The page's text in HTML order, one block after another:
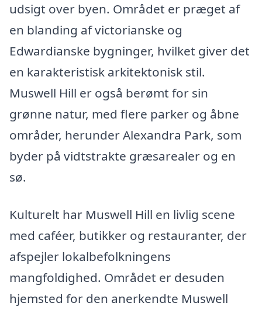
udsigt over byen. Området er præget af
en blanding af victorianske og
Edwardianske bygninger, hvilket giver det
en karakteristisk arkitektonisk stil.
Muswell Hill er også berømt for sin
grønne natur, med flere parker og åbne
områder, herunder Alexandra Park, som
byder på vidtstrakte græsarealer og en
sø.
Kulturelt har Muswell Hill en livlig scene
med caféer, butikker og restauranter, der
afspejler lokalbefolkningens
mangfoldighed. Området er desuden
hjemsted for den anerkendte Muswell